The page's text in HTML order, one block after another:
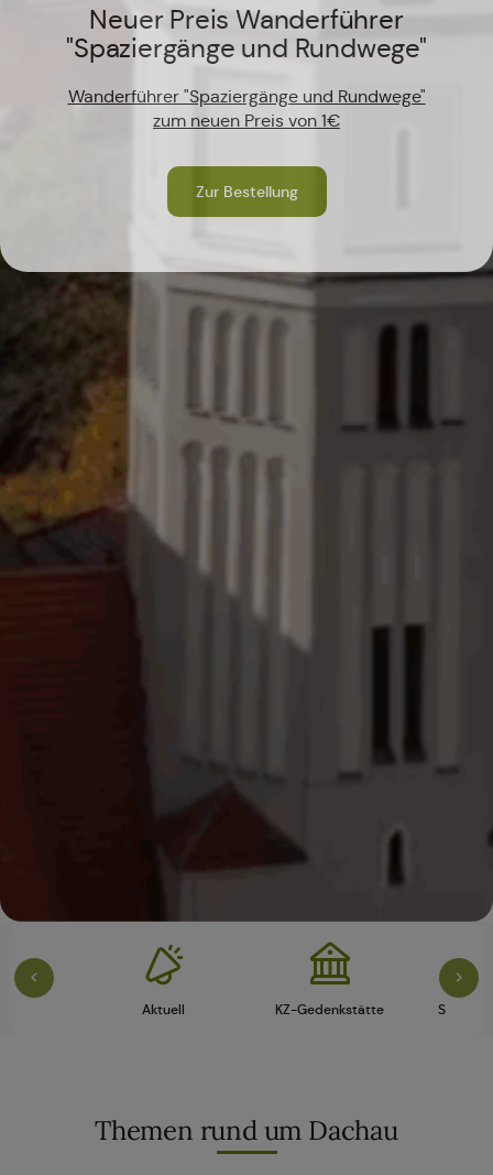
Aktuell KZ-Gedenkstätte Schloss
Themen rund um Dachau
Neuer Preis Wanderführer
"Spaziergänge und Rundwege"
Wanderführer "Spaziergänge und Rundwege"
zum neuen Preis von 1€
Zur Bestellung